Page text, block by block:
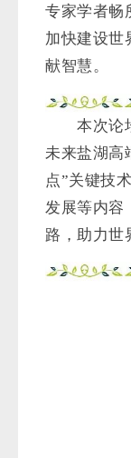
专家学者畅
加快建设世
献智慧。
本次论坛
未来盐湖高
点”关键技
发展等内容
路，助力世